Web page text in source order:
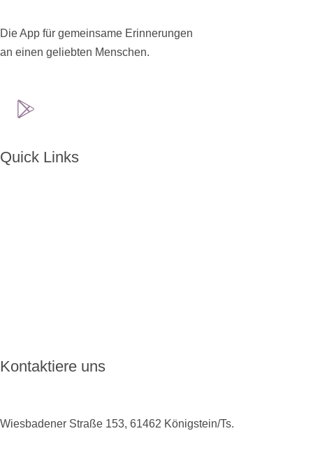
Die App für gemeinsame Erinnerungen
an einen geliebten Menschen.
Quick Links
Kontaktiere uns
Wiesbadener Straße 153, 61462 Königstein/Ts.